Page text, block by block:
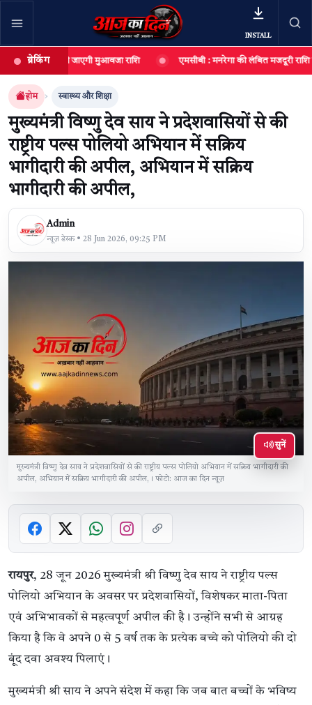
INSTALL
खबर खोजें
खोजें
ब्रेकिंग
की दी जाएगी मुआवजा राशि एमसीबी : मनरेगा की लंबित मजदूरी राशि राज्य से
होम स्वास्थ्य और शिक्षा
मुख्यमंत्री विष्णु देव साय ने प्रदेशवासियों से की
राष्ट्रीय पल्स पोलियो अभियान में सक्रिय
भागीदारी की अपील, अभियान में सक्रिय
भागीदारी की अपील,
Admin
न्यूज़ डेस्क • 28 Jun 2026, 09:25 PM
सुनें
मुख्यमंत्री विष्णु देव साय ने प्रदेशवासियों से की राष्ट्रीय पल्स पोलियो अभियान में सक्रिय भागीदारी की
अपील, अभियान में सक्रिय भागीदारी की अपील,। फोटो: आज का दिन न्यूज़
रायपुर, 28 जून 2026 मुख्यमंत्री श्री विष्णु देव साय ने राष्ट्रीय पल्स
पोलियो अभियान के अवसर पर प्रदेशवासियों, विशेषकर माता-पिता
एवं अभिभावकों से महत्वपूर्ण अपील की है। उन्होंने सभी से आग्रह
किया है कि वे अपने 0 से 5 वर्ष तक के प्रत्येक बच्चे को पोलियो की दो
बूंद दवा अवश्य पिलाएं।
मुख्यमंत्री श्री साय ने अपने संदेश में कहा कि जब बात बच्चों के भविष्य